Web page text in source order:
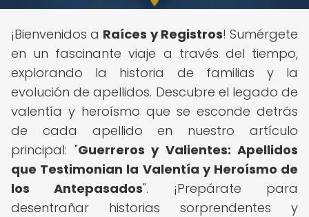
¡Bienvenidos a Raíces y Registros! Sumérgete
en un fascinante viaje a través del tiempo,
explorando la historia de familias y la
evolución de apellidos. Descubre el legado de
valentía y heroísmo que se esconde detrás
de cada apellido en nuestro artículo
principal: "Guerreros y Valientes: Apellidos
que Testimonian la Valentía y Heroísmo de
los Antepasados". ¡Prepárate para
desentrañar historias sorprendentes y